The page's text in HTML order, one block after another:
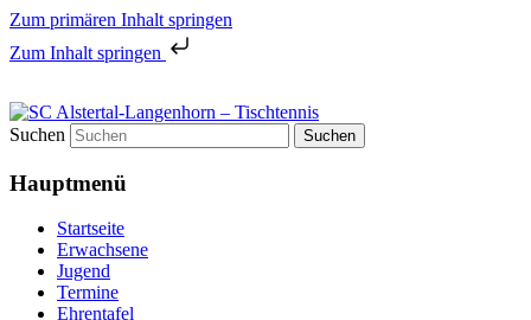
Zum primären Inhalt springen
Zum Inhalt springen
SC Alstertal-Langenhorn –
Tischtennis
Tischtennis in Hamburgs Norden
Suchen
Hauptmenü
Startseite
Erwachsene
Jugend
Termine
Ehrentafel